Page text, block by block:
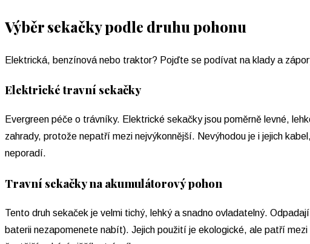
Výběr sekačky podle druhu pohonu
Elektrická, benzínová nebo traktor? Pojďte se podívat na klady a
Elektrické travní sekačky
Evergreen péče o trávníky. Elektrické sekačky jsou poměrně levné,
zahrady, protože nepatří mezi nejvýkonnější. Nevýhodou je i jejich
neporadí.
Travní sekačky na akumulátorový pohon
Tento druh sekaček je velmi tichý, lehký a snadno ovladatelný.
baterii nezapomenete nabít). Jejich použití je ekologické, ale patří